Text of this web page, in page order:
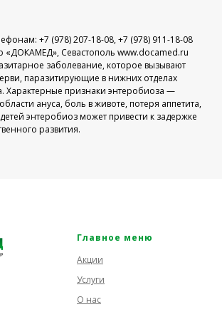
+7 (978) 207-18-08, +7 (978) 911-18-08
«ДОКАМЕД», Севастополь www.docamed.ru
заболевание, которое вызывают
паразитирующие в нижних отделах
Характерные признаки энтеробиоза —
ануса, боль в животе, потеря аппетита,
энтеробиоз может привести к задержке
развития.
Главное меню
Акции
Услуги
О нас